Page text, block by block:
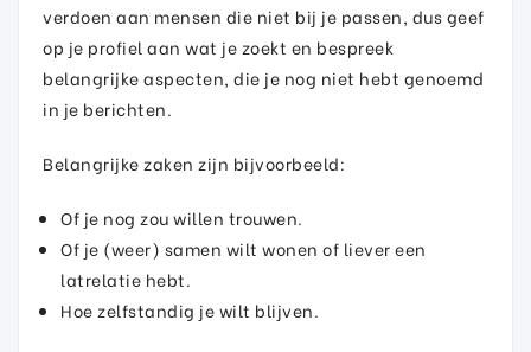
verdoen aan mensen die niet bij je passen, dus geef
op je profiel aan wat je zoekt en bespreek
belangrijke aspecten, die je nog niet hebt genoemd
in je berichten.
Belangrijke zaken zijn bijvoorbeeld:
Of je nog zou willen trouwen.
Of je (weer) samen wilt wonen of liever een
latrelatie hebt.
Hoe zelfstandig je wilt blijven.